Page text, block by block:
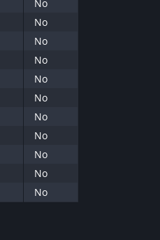
No
No
No
No
No
No
No
No
No
No
No